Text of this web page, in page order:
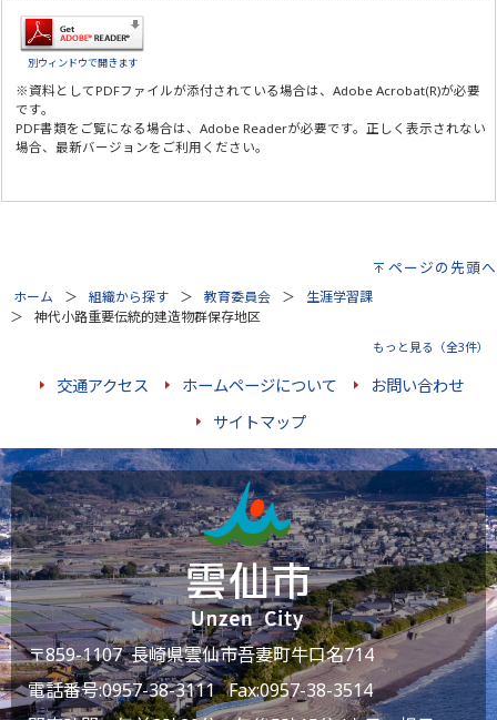
別ウィンドウで開きます
※資料としてPDFファイルが添付されている場合は、Adobe Acrobat(R)が必要
です。
PDF書類をご覧になる場合は、Adobe Readerが必要です。正しく表示されない
場合、最新バージョンをご利用ください。
ページの先頭へ
ホーム 組織から探す 教育委員会
生涯学習課
神代小路重要伝統的建造物群保存地区
もっと見る（全3件）
交通アクセス ホームページについて
お問い合わせ
サイトマップ
〒859-1107 長崎県雲仙市吾妻町牛口名714
電話番号:0957-38-3111Fax:0957-38-3514